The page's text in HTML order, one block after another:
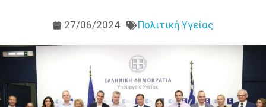
27/06/2024 Πολιτική Υγείας